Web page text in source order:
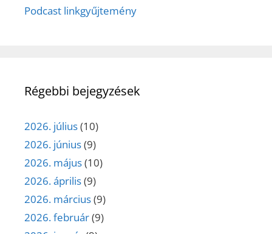
Podcast linkgyűjtemény
Régebbi bejegyzések
2026. július(10)
2026. június(9)
2026. május(10)
2026. április(9)
2026. március(9)
2026. február(9)